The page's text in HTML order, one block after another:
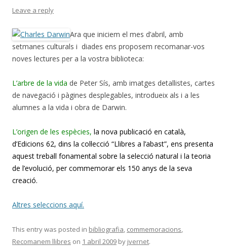
Leave a reply
Ara que iniciem el mes d’abril, amb
setmanes culturals i diades ens proposem recomanar-vos
noves lectures per a la vostra biblioteca:
L’arbre de la vida de Peter Sís, amb imatges detallistes, cartes
de navegació i pàgines desplegables, introdueix als i a les
alumnes a la vida i obra de Darwin.
L’origen de les espècies, la nova publicació en català,
d’Edicions 62, dins la col·lecció “Llibres a l’abast”, ens presenta
aquest treball fonamental sobre la selecció natural i la teoria
de l’evolució, per commemorar els 150 anys de la seva
creació.
Altres seleccions aquí.
This entry was posted in bibliografia, commemoracions,
Recomanem llibres on 1 abril 2009 by jvernet.